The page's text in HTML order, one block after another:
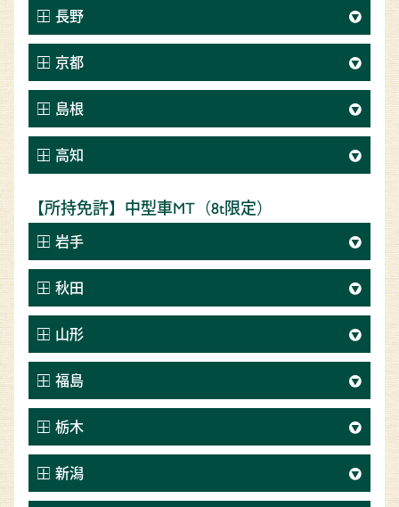
長野
京都
島根
高知
【所持免許】中型車MT（8t限定）
岩手
秋田
山形
福島
栃木
新潟